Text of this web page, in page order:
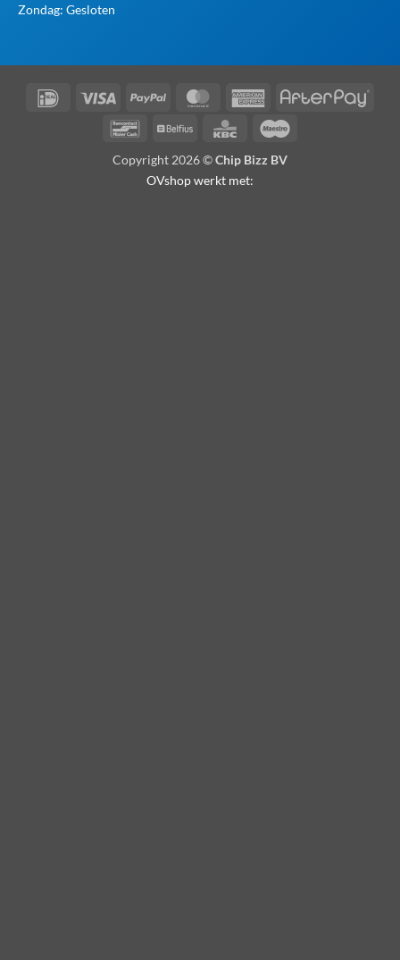
Zondag: Gesloten
IDeal Visa PayPal MasterCardAmerican
BancontactBelfius KBC
Copyright 2026 ©Chip Bizz BV
OVshop werkt met: